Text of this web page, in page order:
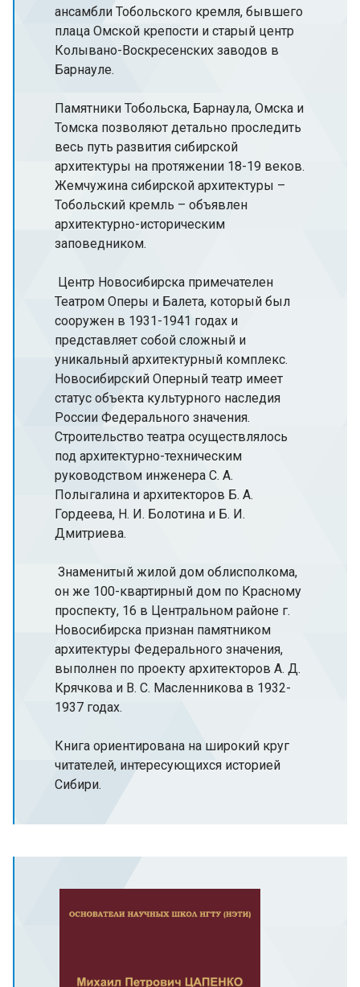
ансамбли Тобольского кремля, бывшего
плаца Омской крепости и старый центр
Колывано-Воскресенских заводов в
Барнауле.
Памятники Тобольска, Барнаула, Омска и
Томска позволяют детально проследить
весь путь развития сибирской
архитектуры на протяжении 18-19 веков.
Жемчужина сибирской архитектуры –
Тобольский кремль – объявлен
архитектурно-историческим
заповедником.
Центр Новосибирска примечателен
Театром Оперы и Балета, который был
сооружен в 1931-1941 годах и
представляет собой сложный и
уникальный архитектурный комплекс.
Новосибирский Оперный театр имеет
статус объекта культурного наследия
России Федерального значения.
Строительство театра осуществлялось
под архитектурно-техническим
руководством инженера С. А.
Полыгалина и архитекторов Б. А.
Гордеева, Н. И. Болотина и Б. И.
Дмитриева.
Знаменитый жилой дом облисполкома,
он же 100-квартирный дом по Красному
проспекту, 16 в Центральном районе г.
Новосибирска признан памятником
архитектуры Федерального значения,
выполнен по проекту архитекторов А. Д.
Крячкова и В. С. Масленникова в 1932-
1937 годах.
Книга ориентирована на широкий круг
читателей, интересующихся историей
Сибири.